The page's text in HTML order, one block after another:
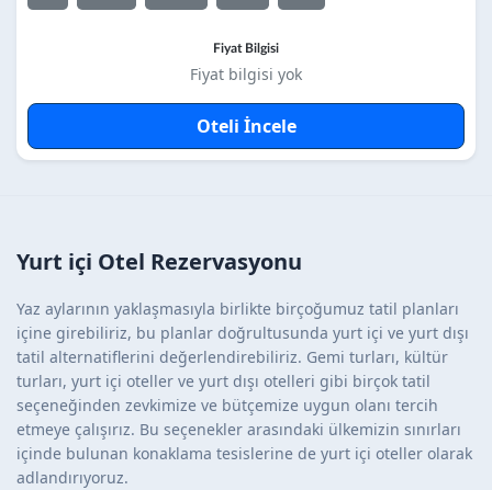
Fiyat Bilgisi
Fiyat bilgisi yok
Oteli İncele
Yurt içi Otel Rezervasyonu
Yaz aylarının yaklaşmasıyla birlikte birçoğumuz tatil planları
içine girebiliriz, bu planlar doğrultusunda yurt içi ve yurt dışı
tatil alternatiflerini değerlendirebiliriz. Gemi turları, kültür
turları, yurt içi oteller ve yurt dışı otelleri gibi birçok tatil
seçeneğinden zevkimize ve bütçemize uygun olanı tercih
etmeye çalışırız. Bu seçenekler arasındaki ülkemizin sınırları
içinde bulunan konaklama tesislerine de yurt içi oteller olarak
adlandırıyoruz.